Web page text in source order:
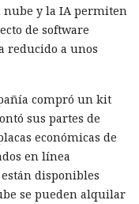
vulnerar un
nube y la IA permiten
de software
reducido a unos
compró un kit
sus partes de
económicas de
en línea
disponibles
se pueden alquilar